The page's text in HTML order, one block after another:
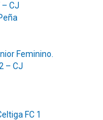
– CJ
Feminino.
– CJ
FC 1